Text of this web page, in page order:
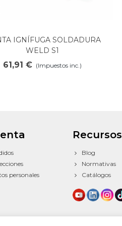
Añadir al carrito
IGNÍFUGA SOLDADURA
WELD S1
61,91 € (Impuestos inc.)
personales
Recursos
Blog
Normativas
Catálogos